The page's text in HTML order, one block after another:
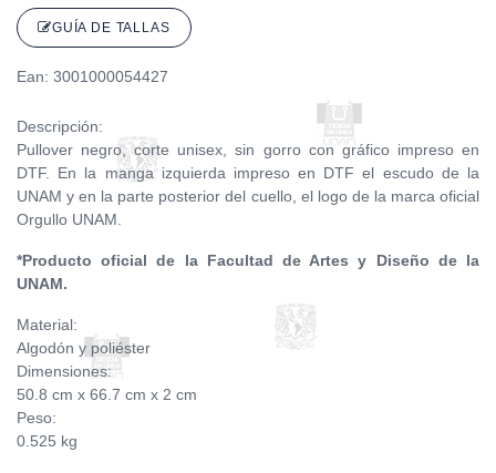
GUÍA DE TALLAS
Ean: 3001000054427
Descripción:
Pullover negro, corte unisex, sin gorro con gráfico impreso en
DTF. En la manga izquierda impreso en DTF el escudo de la
UNAM y en la parte posterior del cuello, el logo de la marca oficial
Orgullo UNAM.
*Producto oficial de la Facultad de Artes y Diseño de la
UNAM.
Material:
Algodón y poliéster
Dimensiones:
50.8 cm x 66.7 cm x 2 cm
Peso:
0.525 kg